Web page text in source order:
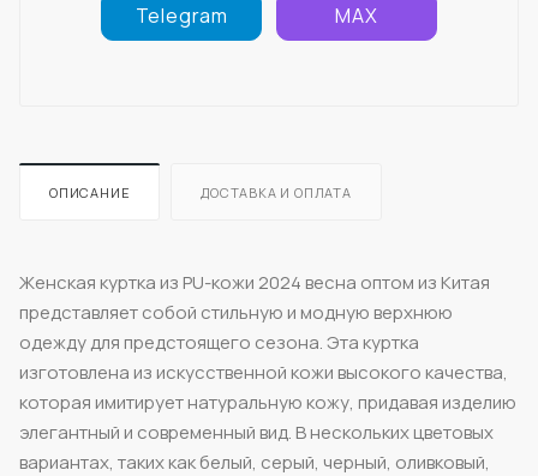
Telegram MAX
ОПИСАНИЕ ДОСТАВКА И ОПЛАТА
Женская куртка из PU-кожи 2024 весна оптом из Китая
представляет собой стильную и модную верхнюю
одежду для предстоящего сезона. Эта куртка
изготовлена из искусственной кожи высокого качества,
которая имитирует натуральную кожу, придавая изделию
элегантный и современный вид. В нескольких цветовых
вариантах, таких как белый, серый, черный, оливковый,